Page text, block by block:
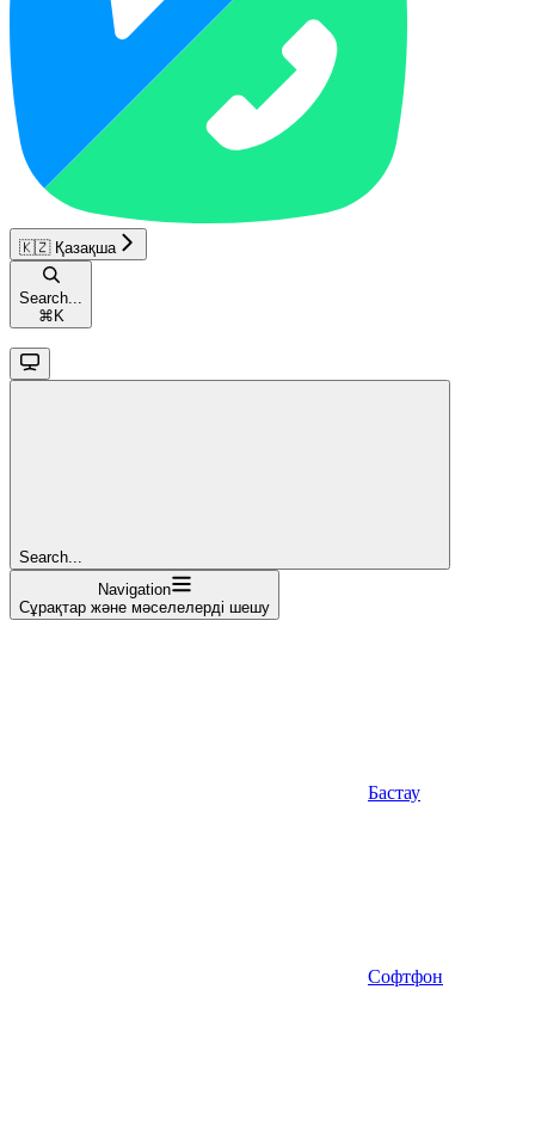
🇰🇿 Қазақша
Search...
⌘ K
Search...
Navigation
Сұрақтар және мәселелерді шешу
Бастау
Софтфон